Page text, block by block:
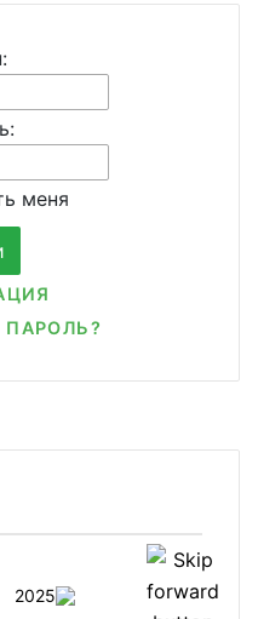
меня
2025